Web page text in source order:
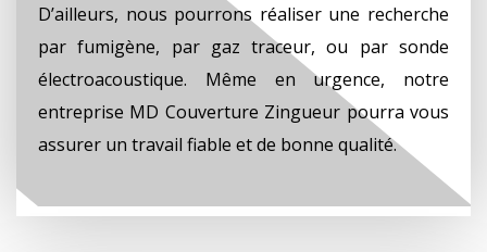
D’ailleurs, nous pourrons réaliser une recherche
par fumigène, par gaz traceur, ou par sonde
électroacoustique. Même en urgence, notre
entreprise MD Couverture Zingueur pourra vous
assurer un travail fiable et de bonne qualité.